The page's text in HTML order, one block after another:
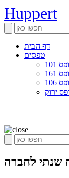
Huppert
דף הבית
טפסים
101
161
106
ירוק
שנתי לחברה